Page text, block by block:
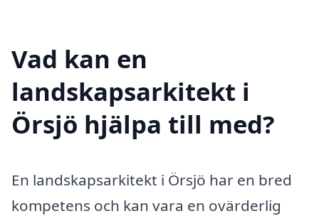
Vad kan en
landskapsarkitekt i
Örsjö hjälpa till med?
En landskapsarkitekt i Örsjö har en bred
kompetens och kan vara en ovärderlig